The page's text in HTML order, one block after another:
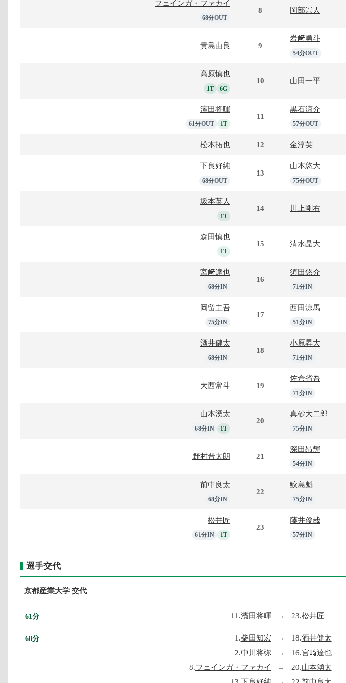
フェインガ・ファカイ
68分OUT
8 岡部崇人
貴島由良 9
岩﨑勇斗
54分OUT
高原慎也
1T 6G
10 山田一平
濱田将暉
61分OUT 1T
11
黒石涼介
57分OUT
松本拓也 12 金淳英
下良好純
68分OUT
13
山本悠大
75分OUT
坂本英人
1T
14 川上剛右
森田慎也
1T
15 清水晶大
宮﨑達也
68分IN
16
須田悠介
71分IN
岡留圭吾
75分IN
17
西田涼馬
51分IN
酒井健太
68分IN
18
小原昇大
71分IN
大西常斗 19
佐倉省吾
71分IN
山本湧太
68分IN 1T
20
真砂大二郎
75分IN
野村晋太朗 21
深田昂輝
54分IN
前中良太
68分IN
22
鮫島魁
75分IN
松井匠
61分IN 1T
23
藤井俊哉
57分IN
選手交代
京都産業大学 交代
61分 11.濱田将暉 → 23.松井匠
68分 1.柴田知宏 → 18.酒井健太
2.中川将弥 → 16.宮﨑達也
8.フェインガ・ファカイ → 20.山本湧太